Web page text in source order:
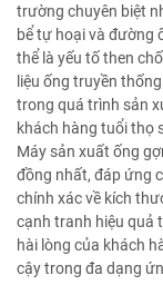
trường chuyên biệt
bể tự hoại và đường
thể là yếu tố then
liệu ống truyền
trong quá trình sản
khách hàng tuổi thọ
Máy sản xuất ống
đồng nhất, đáp ứng
chính xác về kích
cạnh tranh hiệu quả
hài lòng của khách
cậy trong đa dạng